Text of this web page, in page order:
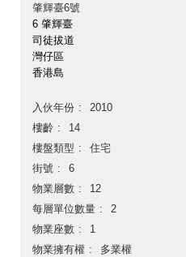
肇輝臺6號
6 肇輝臺
司徒拔道
灣仔區
香港島
入伙年份
2010
樓齡
14
樓盤類型
住宅
街號
6
物業層數
12
每層單位數量
2
物業座數
1
物業擁有權
多業權